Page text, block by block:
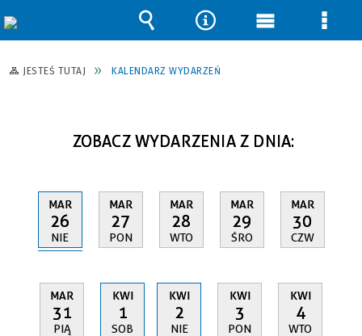
JESTEŚ TUTAJ KALENDARZ WYDARZEŃ
ZOBACZ WYDARZENIA Z DNIA:
MAR
26
NIE
MAR
27
PON
MAR
28
WTO
MAR
29
ŚRO
MAR
30
CZW
MAR
31
PIĄ
KWI
1
SOB
KWI
2
NIE
KWI
3
PON
KWI
4
WTO
Wyszukiwarka
Narzędzia
Menu Menu